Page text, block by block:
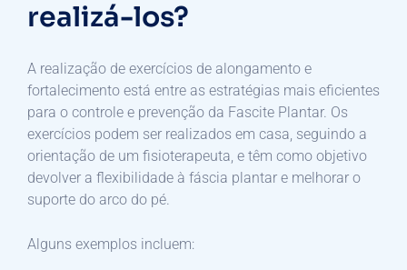
realizá-los?
A realização de exercícios de alongamento e
fortalecimento está entre as estratégias mais eficientes
para o controle e prevenção da Fascite Plantar. Os
exercícios podem ser realizados em casa, seguindo a
orientação de um fisioterapeuta, e têm como objetivo
devolver a flexibilidade à fáscia plantar e melhorar o
suporte do arco do pé.
Alguns exemplos incluem: